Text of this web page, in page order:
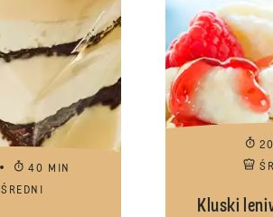
40 MIN
ŚREDNI
Kluski